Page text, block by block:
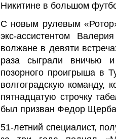
Никитине в большом
С новым рулевым
экс-ассистентом
волжане в девяти
раза сыграли вничью
позорного проигрыша в
волгоградскую команду,
пятнадцатую строчку
был призван Федор
51-летний специалист,